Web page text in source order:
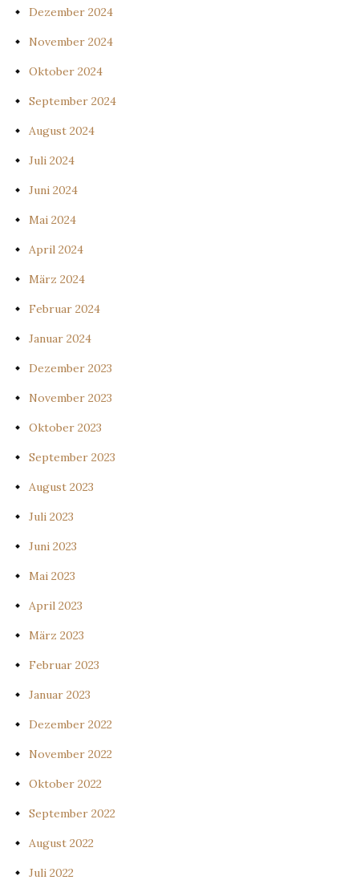
Dezember 2024
November 2024
Oktober 2024
September 2024
August 2024
Juli 2024
Juni 2024
Mai 2024
April 2024
März 2024
Februar 2024
Januar 2024
Dezember 2023
November 2023
Oktober 2023
September 2023
August 2023
Juli 2023
Juni 2023
Mai 2023
April 2023
März 2023
Februar 2023
Januar 2023
Dezember 2022
November 2022
Oktober 2022
September 2022
August 2022
Juli 2022